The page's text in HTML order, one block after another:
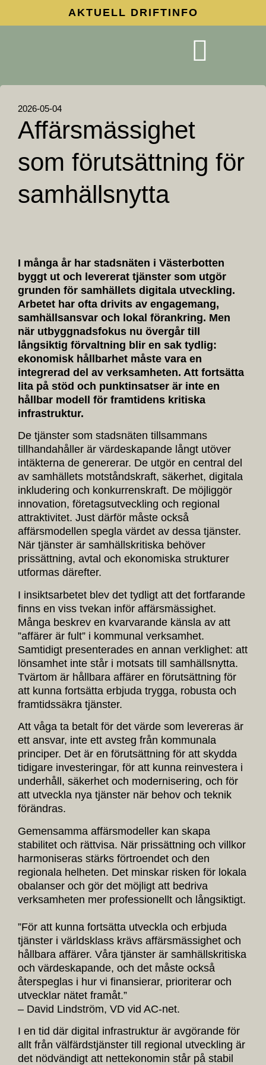
AKTUELL DRIFTINFO
2026-05-04
Affärsmässighet
som förutsättning för
samhällsnytta
I många år har stadsnäten i Västerbotten
byggt ut och levererat tjänster som utgör
grunden för samhällets digitala utveckling.
Arbetet har ofta drivits av engagemang,
samhällsansvar och lokal förankring. Men
när utbyggnadsfokus nu övergår till
långsiktig förvaltning blir en sak tydlig:
ekonomisk hållbarhet måste vara en
integrerad del av verksamheten. Att fortsätta
lita på stöd och punktinsatser är inte en
hållbar modell för framtidens kritiska
infrastruktur.
De tjänster som stadsnäten tillsammans
tillhandahåller är värdeskapande långt utöver
intäkterna de genererar. De utgör en central del
av samhällets motståndskraft, säkerhet, digitala
inkludering och konkurrenskraft. De möjliggör
innovation, företagsutveckling och regional
attraktivitet. Just därför måste också
affärsmodellen spegla värdet av dessa tjänster.
När tjänster är samhällskritiska behöver
prissättning, avtal och ekonomiska strukturer
utformas därefter.
I insiktsarbetet blev det tydligt att det fortfarande
finns en viss tvekan inför affärsmässighet.
Många beskrev en kvarvarande känsla av att
”affärer är fult” i kommunal verksamhet.
Samtidigt presenterades en annan verklighet: att
lönsamhet inte står i motsats till samhällsnytta.
Tvärtom är hållbara affärer en förutsättning för
att kunna fortsätta erbjuda trygga, robusta och
framtidssäkra tjänster.
Att våga ta betalt för det värde som levereras är
ett ansvar, inte ett avsteg från kommunala
principer. Det är en förutsättning för att skydda
tidigare investeringar, för att kunna reinvestera i
underhåll, säkerhet och modernisering, och för
att utveckla nya tjänster när behov och teknik
förändras.
Gemensamma affärsmodeller kan skapa
stabilitet och rättvisa. När prissättning och villkor
harmoniseras stärks förtroendet och den
regionala helheten. Det minskar risken för lokala
obalanser och gör det möjligt att bedriva
verksamheten mer professionellt och långsiktigt.
”För att kunna fortsätta utveckla och erbjuda
tjänster i världsklass krävs affärsmässighet och
hållbara affärer. Våra tjänster är samhällskritiska
och värdeskapande, och det måste också
återspeglas i hur vi finansierar, prioriterar och
utvecklar nätet framåt.”
– David Lindström, VD vid AC-net.
I en tid där digital infrastruktur är avgörande för
allt från välfärdstjänster till regional utveckling är
det nödvändigt att nettekonomin står på stabil